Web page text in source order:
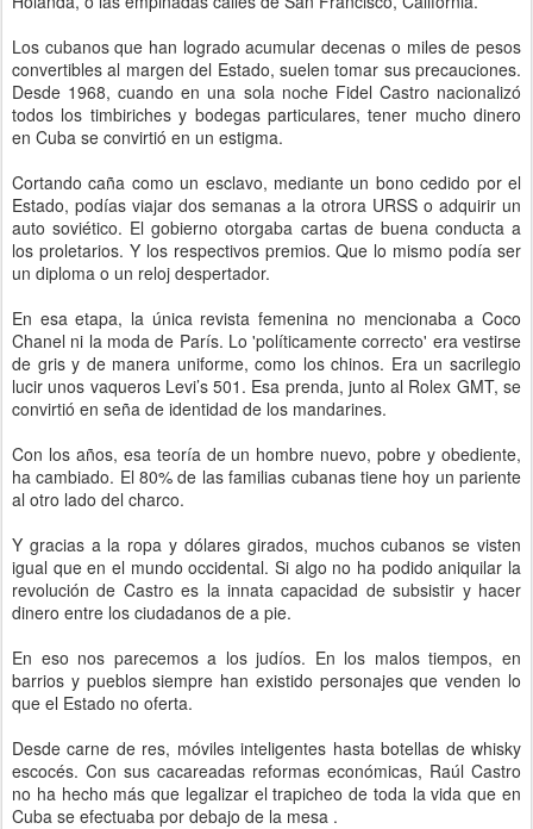
Los cubanos que han logrado acumular decenas o miles de pesos
convertibles al margen del Estado, suelen tomar sus precauciones.
Desde 1968, cuando en una sola noche Fidel Castro nacionalizó
todos los timbiriches y bodegas particulares, tener mucho dinero
en Cuba se convirtió en un estigma.
Cortando caña como un esclavo, mediante un bono cedido por el
Estado, podías viajar dos semanas a la otrora URSS o adquirir un
auto soviético. El gobierno otorgaba cartas de buena conducta a
los proletarios. Y los respectivos premios. Que lo mismo podía ser
un diploma o un reloj despertador.
En esa etapa, la única revista femenina no mencionaba a Coco
Chanel ni la moda de París. Lo 'políticamente correcto' era vestirse
de gris y de manera uniforme, como los chinos. Era un sacrilegio
lucir unos vaqueros Levi’s 501. Esa prenda, junto al Rolex GMT, se
convirtió en seña de identidad de los mandarines.
Con los años, esa teoría de un hombre nuevo, pobre y obediente,
ha cambiado. El 80% de las familias cubanas tiene hoy un pariente
al otro lado del charco.
Y gracias a la ropa y dólares girados, muchos cubanos se visten
igual que en el mundo occidental. Si algo no ha podido aniquilar la
revolución de Castro es la innata capacidad de subsistir y hacer
dinero entre los ciudadanos de a pie.
En eso nos parecemos a los judíos. En los malos tiempos, en
barrios y pueblos siempre han existido personajes que venden lo
que el Estado no oferta.
Desde carne de res, móviles inteligentes hasta botellas de whisky
escocés. Con sus cacareadas reformas económicas, Raúl Castro
no ha hecho más que legalizar el trapicheo de toda la vida que en
Cuba se efectuaba por debajo de la mesa .